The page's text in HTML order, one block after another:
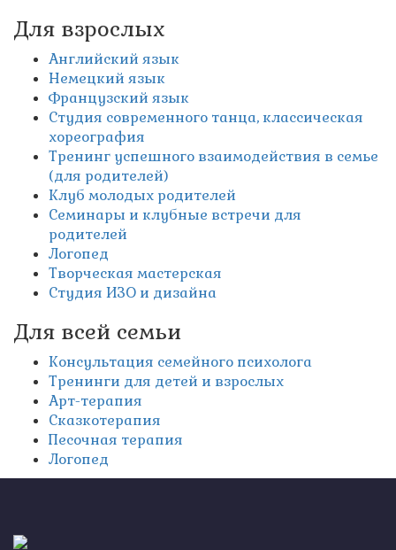
Для взрослых
Английский язык
Немецкий язык
Французский язык
Студия современного танца, классическая
хореография
Тренинг успешного взаимодействия в семье
(для родителей)
Клуб молодых родителей
Семинары и клубные встречи для
родителей
Логопед
Творческая мастерская
Студия ИЗО и дизайна
Для всей семьи
Консультация семейного психолога
Тренинги для детей и взрослых
Арт-терапия
Сказкотерапия
Песочная терапия
Логопед